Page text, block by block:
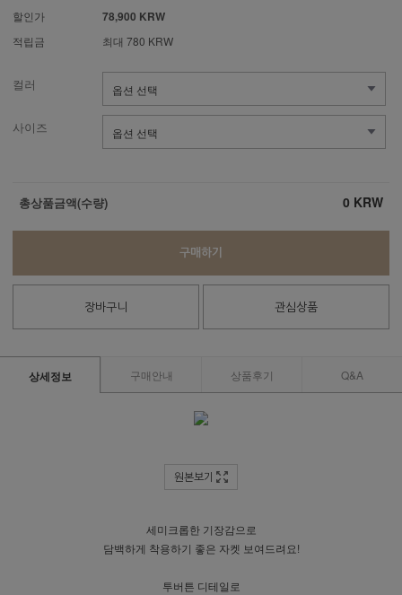
할인가
78,900 KRW
적립금 최대 780 KRW
컬러
사이즈
총상품금액(수량) 0 KRW
구매하기
장바구니 관심상품
상세정보 구매안내 상품후기 Q&A
원본보기
세미크롭한 기장감으로
담백하게 착용하기 좋은 자켓 보여드려요!
투버튼 디테일로